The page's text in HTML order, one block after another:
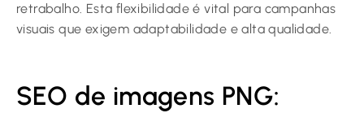
retrabalho. Esta flexibilidade é vital para campanhas
visuais que exigem adaptabilidade e alta qualidade.
SEO de imagens PNG: